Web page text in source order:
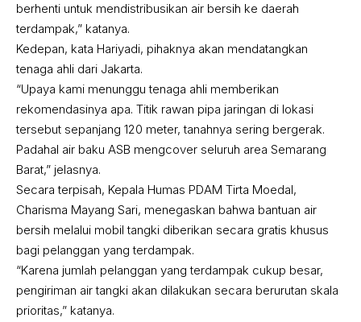
berhenti untuk mendistribusikan air bersih ke daerah
terdampak,” katanya.
Kedepan, kata Hariyadi, pihaknya akan mendatangkan
tenaga ahli dari Jakarta.
“Upaya kami menunggu tenaga ahli memberikan
rekomendasinya apa. Titik rawan pipa jaringan di lokasi
tersebut sepanjang 120 meter, tanahnya sering bergerak.
Padahal air baku ASB mengcover seluruh area Semarang
Barat,” jelasnya.
Secara terpisah, Kepala Humas PDAM Tirta Moedal,
Charisma Mayang Sari, menegaskan bahwa bantuan air
bersih melalui mobil tangki diberikan secara gratis khusus
bagi pelanggan yang terdampak.
“Karena jumlah pelanggan yang terdampak cukup besar,
pengiriman air tangki akan dilakukan secara berurutan skala
prioritas,” katanya.